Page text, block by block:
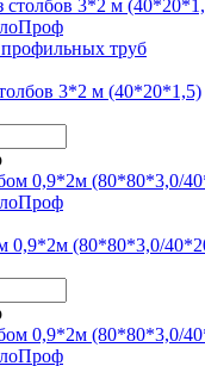
3*2 м (40*20*1,5)
0,9*2м (80*80*3,0/